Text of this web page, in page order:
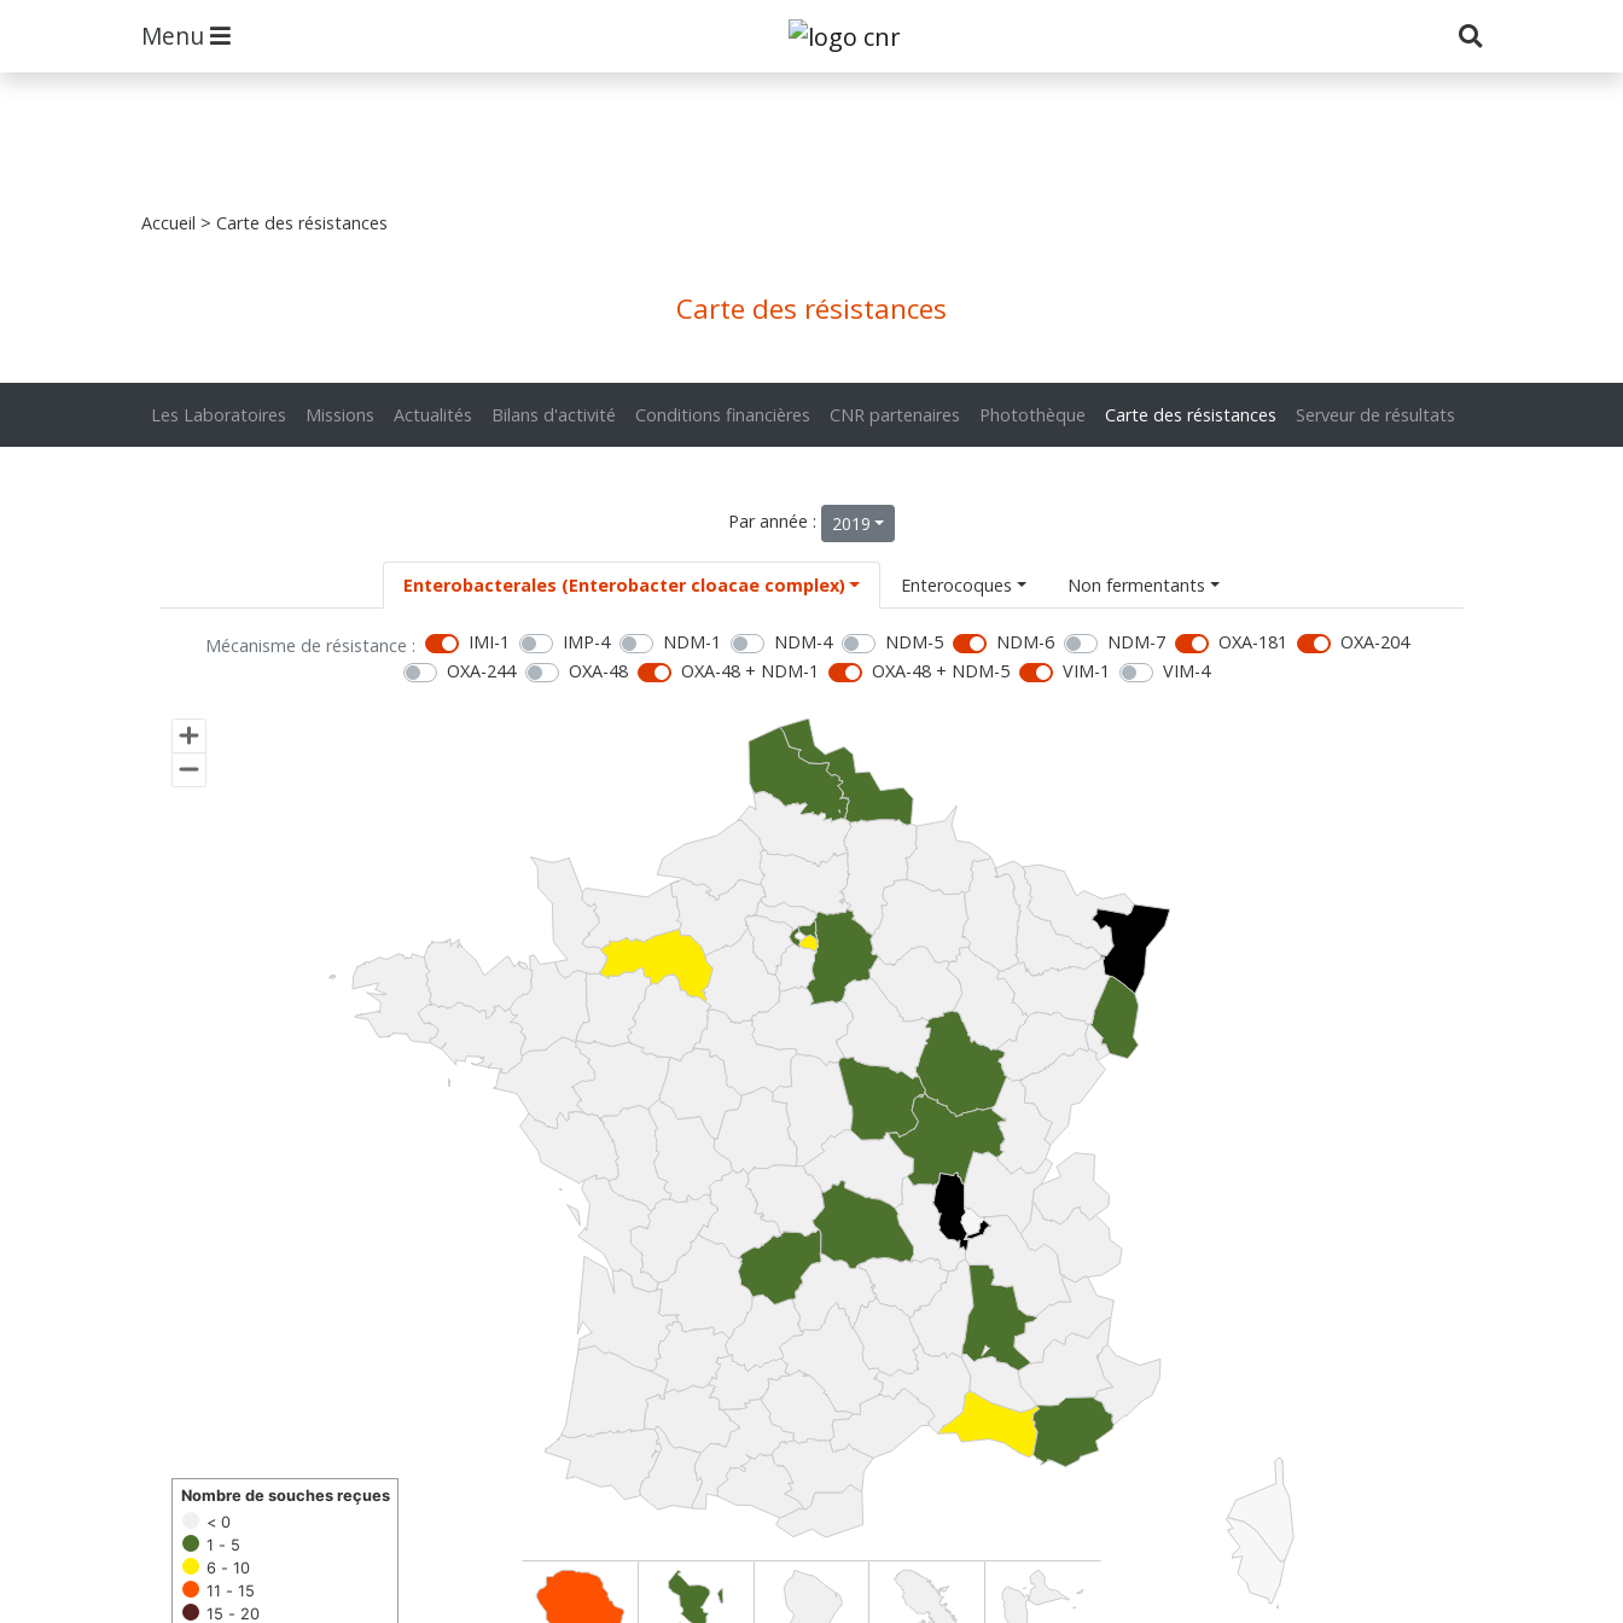
Menu
Accueil > Carte des résistances
Carte des résistances
Les Laboratoires Missions Actualités Bilans d'activité Conditions financières CNR partenaires Photothèque Carte des résistances Serveur de résultats
Par année : 2019
Enterobacterales (Enterobacter cloacae complex) Enterocoques Non fermentants
Mécanisme de résistance : IMI-1 IMP-4 NDM-1 NDM-4 NDM-5 NDM-6 NDM-7 OXA-181
OXA-204
OXA-244
OXA-48 OXA-48 + NDM-1 OXA-48 + NDM-5 VIM-1 VIM-4
< 0
1 - 5
6 - 10
11 - 15
15 - 20
Nombre de souches reçues